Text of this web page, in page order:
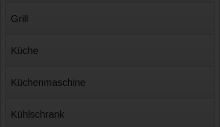
Grill
Küche
Küchenmaschine
Kühlschrank